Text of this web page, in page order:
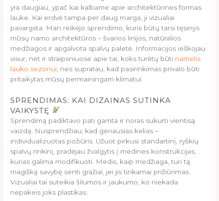
yra daugiau, ypač kai kalbame apie architektūrines formas
lauke. Kai erdvė tampa per daug marga, ji vizualiai
pavargsta. Man reikėjo sprendimo, kuris būtų tarsi tęsinys
mūsų namo architektūros – švarios linijos, natūralios
medžiagos ir apgalvota spalvų paletė. Informacijos ieškojau
visur, net ir straipsniuose apie tai, koks turėtų būti namelis
lauko sezonui , nes supratau, kad pasirinkimas privalo būti
pritaikytas mūsų permainingam klimatui.
SPRENDIMAS: KAI DIZAINAS SUTINKA
VAIKYSTĘ
Sprendimą padiktavo pati gamta ir noras sukurti vientisą
vaizdą. Nusprendžiau, kad geriausias kelias –
individualizuotas požiūris. Užuot pirkusi standartinį, ryškių
spalvų rinkinį, pradėjau žvalgytis į medines konstrukcijas,
kurias galima modifikuoti. Medis, kaip medžiaga, turi tą
magišką savybę senti gražiai, jei jis tinkamai prižiūrimas.
Vizualiai tai suteikia šilumos ir jaukumo, ko niekada
nepakeis joks plastikas.